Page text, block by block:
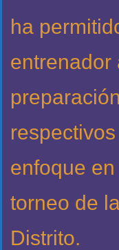
ha
entrenador
enfoque
torneo de
Distrito.